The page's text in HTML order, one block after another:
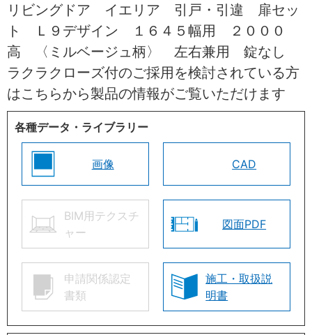
リビングドア イエリア 引戸・引違 扉セッ
ト Ｌ９デザイン １６４５幅用 ２０００
高 〈ミルベージュ柄〉 左右兼用 錠なし
ラクラクローズ付のご採用を検討されている方
はこちらから製品の情報がご覧いただけます
各種データ・ライブラリー
画像 CAD
BIM用テクスチ
ャー
図面PDF
申請関係認定
書類
施工・取扱説
明書